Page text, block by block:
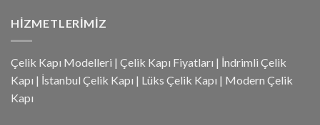
HIZMETLERIMIZ
Çelik Kapı Modelleri | Çelik Kapı Fiyatları | İndrimli Çelik
Kapı | İstanbul Çelik Kapı | Lüks Çelik Kapı | Modern Çelik
Kapı